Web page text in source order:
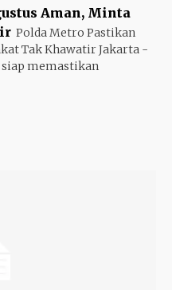
Aman, Minta
Polda Metro Pastikan
Tak Khawatir Jakarta -
siap memastikan